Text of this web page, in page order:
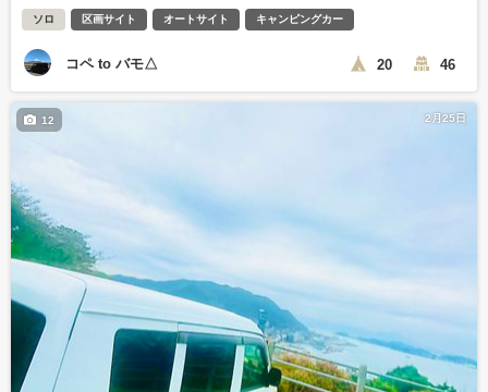
ソロ 区画サイト オートサイト キャンピングカー
コペ to バモ△ 20 46
2月25日
12